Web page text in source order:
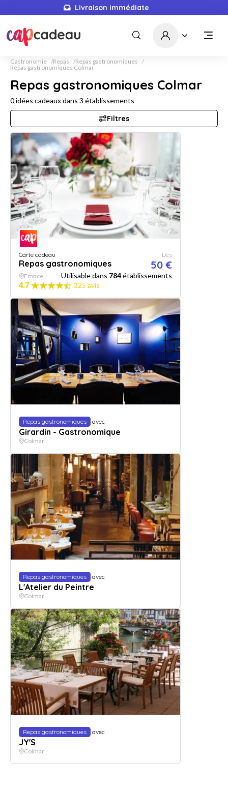
Livraison immédiate
Gastronomie Repas
Repas gastronomiques
Repas gastronomiques Colmar
Repas gastronomiques Colmar
0idées cadeaux dans 3 établissements
Filtres
Carte cadeau
Repas gastronomiques
Dès
50 €
France Utilisable dans 784établissements
4.7
325 avis
Repas gastronomiques avec
Girardin - Gastronomique
Colmar
Repas gastronomiques avec
L'Atelier du Peintre
Colmar
Repas gastronomiques avec
JY'S
Colmar